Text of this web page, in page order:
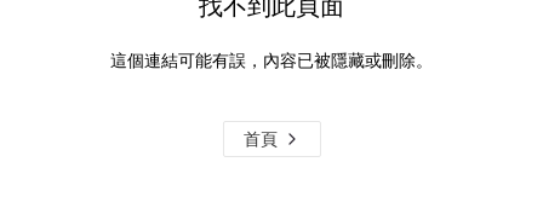
這個連結可能有誤，內容已被隱藏或刪除。
首頁